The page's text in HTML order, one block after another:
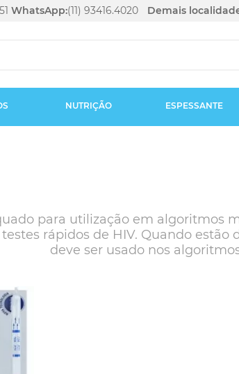
WhatsApp:(11) 93416.4020 Demais
NUTRIÇÃO ESPESSANTE
para utilização em algoritmos
rápidos de HIV. Quando estão
deve ser usado nos